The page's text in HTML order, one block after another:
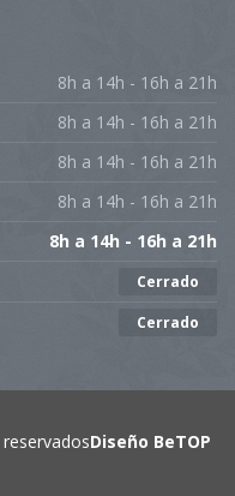
8h a 14h - 16h a 21h
8h a 14h - 16h a 21h
8h a 14h - 16h a 21h
8h a 14h - 16h a 21h
8h a 14h - 16h a 21h
Cerrado
Cerrado
Diseño BeTOP